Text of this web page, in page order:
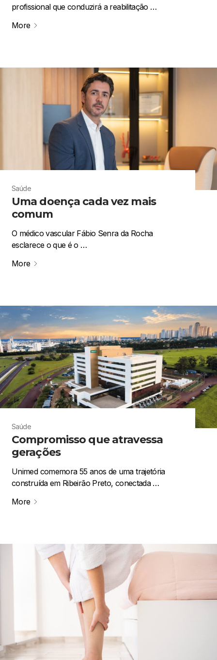
profissional que conduzirá a reabilitação …
More
Saúde
Uma doença cada vez mais
comum
O médico vascular Fábio Senra da Rocha
esclarece o que é o …
More
Saúde
Compromisso que atravessa
gerações
Unimed comemora 55 anos de uma trajetória
construída em Ribeirão Preto, conectada …
More